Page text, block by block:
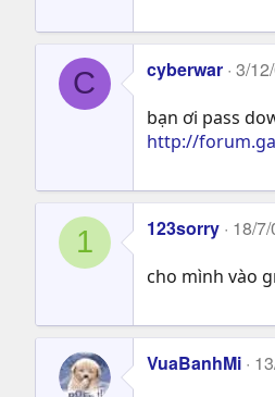
C cyberwar 3/
bạn ơi pass
http://
1 123sorry 18/
cho mình vào
VuaBanhMi